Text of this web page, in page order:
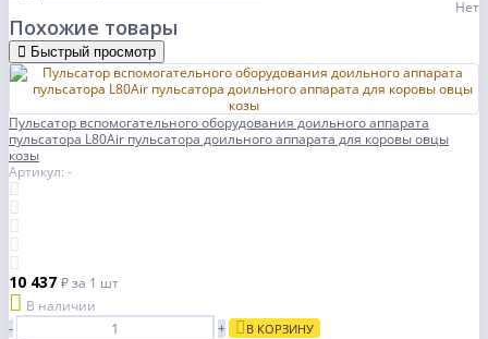
Нет
Похожие товары
Быстрый просмотр
Пульсатор вспомогательного оборудования доильного аппарата
пульсатора L80Air пульсатора доильного аппарата для коровы овцы
козы
Артикул: -
10 437 ₽за 1 шт
В наличии
-
+ В КОРЗИНУ